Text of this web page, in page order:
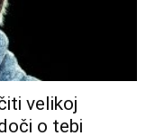
velikoj
o tebi